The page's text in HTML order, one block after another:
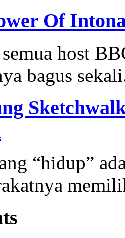
Of
host
bagus
“hidup”